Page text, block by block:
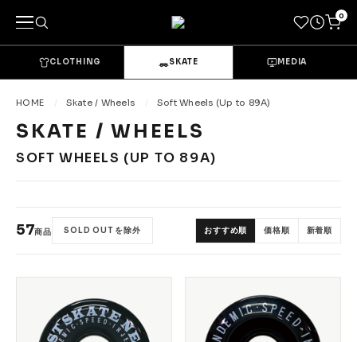
0
カテゴリーから探す
CLOTHING & GOODS →
Tops Bottoms
Sets & Overalls Socks
Gloves Shoes
CLOTHING SKATE MEDIA
HOME Skate / Wheels Soft Wheels (Up to 89A)
SKATE / WHEELS
SOFT WHEELS (UP TO 89A)
57商品 SOLD OUT を除外 おすすめ順 価格順 新着順